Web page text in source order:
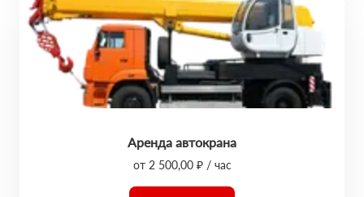
Аренда автокрана
от 2 500,00 ₽ / час